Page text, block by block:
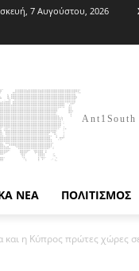
7 Αυγούστου, 2026
Ant1South
ΝΕΑ ΠΟΛΙΤΙΣΜΟΣ
και η Κύπρος πρώτες χώρες